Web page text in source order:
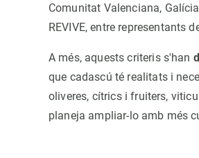
Comunitat Valenciana,
REVIVE, entre representants
A més, aquests criteris s'han
que cadascú té realitats i
oliveres, cítrics i fruiters,
planeja ampliar-lo amb més